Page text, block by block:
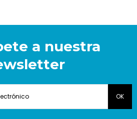
a nuestra